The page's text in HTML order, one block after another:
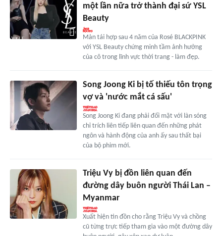
một lần nữa trở thành đại sứ YSL
Beauty
Màn tái hợp sau 4 năm của Rosé BLACKPINK
với YSL Beauty chứng minh tầm ảnh hưởng
của cô trong lĩnh vực thời trang - làm đẹp.
Song Joong Ki bị tố thiếu tôn trọng
vợ và 'nước mắt cá sấu'
Song Joong Ki đang phải đối mặt với làn sóng
chỉ trích liên tiếp liên quan đến những phát
ngôn và hành động của anh ấy sau thất bại
của bộ phim mới.
Triệu Vy bị đồn liên quan đến
đường dây buôn người Thái Lan –
Myanmar
Xuất hiện tin đồn cho rằng Triệu Vy và chồng
cũ từng trực tiếp tham gia vào một đường dây